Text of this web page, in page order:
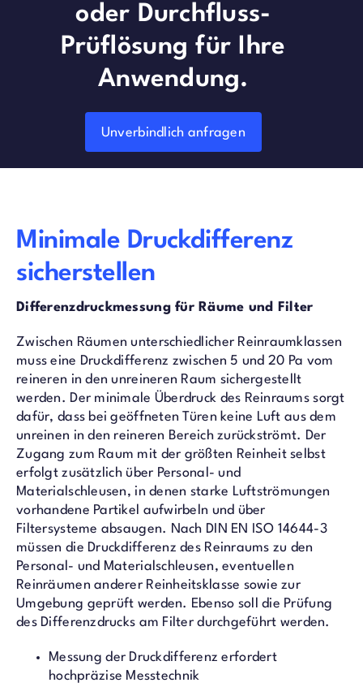
oder Durchfluss-
Prüflösung für Ihre
Anwendung.
Unverbindlich anfragen
Minimale Druckdifferenz
sicherstellen
Differenzdruckmessung für Räume und Filter
Zwischen Räumen unterschiedlicher Reinraumklassen
muss eine Druckdifferenz zwischen 5 und 20 Pa vom
reineren in den unreineren Raum sichergestellt
werden. Der minimale Überdruck des Reinraums sorgt
dafür, dass bei geöffneten Türen keine Luft aus dem
unreinen in den reineren Bereich zurückströmt. Der
Zugang zum Raum mit der größten Reinheit selbst
erfolgt zusätzlich über Personal- und
Materialschleusen, in denen starke Luftströmungen
vorhandene Partikel aufwirbeln und über
Filtersysteme absaugen. Nach DIN EN ISO 14644-3
müssen die Druckdifferenz des Reinraums zu den
Personal- und Materialschleusen, eventuellen
Reinräumen anderer Reinheitsklasse sowie zur
Umgebung geprüft werden. Ebenso soll die Prüfung
des Differenzdrucks am Filter durchgeführt werden.
Messung der Druckdifferenz erfordert
hochpräzise Messtechnik